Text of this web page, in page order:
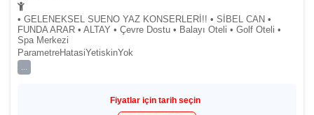
• GELENEKSEL SUENO YAZ KONSERLERİ!! • SİBEL CAN •
FUNDA ARAR • ALTAY • Çevre Dostu • Balayı Oteli • Golf Oteli •
Spa Merkezi
ParametreHatasiYetiskinYok
Fiyatlar için tarih seçin